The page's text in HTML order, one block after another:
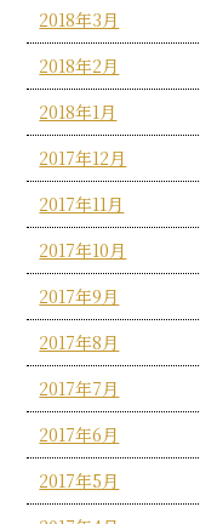
2018年3月
2018年2月
2018年1月
2017年12月
2017年11月
2017年10月
2017年9月
2017年8月
2017年7月
2017年6月
2017年5月